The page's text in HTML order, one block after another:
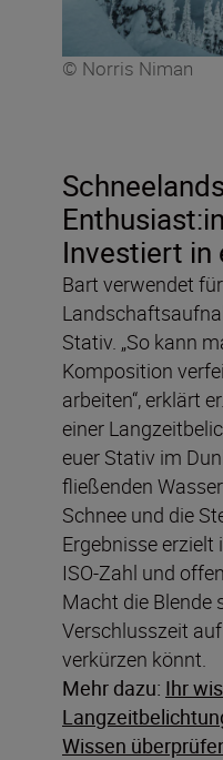
© Norris Niman
Investiert in
Bart verwendet für
Stativ. „So kann
Komposition
arbeiten“, erklärt
einer
euer Stativ im
fließenden
Schnee und die
Ergebnisse
ISO-Zahl und
Macht die Blende
Verschlusszeit
verkürzen könnt.
Mehr dazu: Ihr
Wissen